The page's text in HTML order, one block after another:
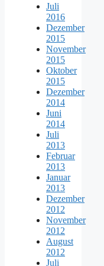
Juli
2016
Dezember
2015
November
2015
Oktober
2015
Dezember
2014
Juni
2014
Juli
2013
Februar
2013
Januar
2013
Dezember
2012
November
2012
August
2012
Juli